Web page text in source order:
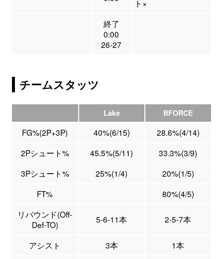
ト×
終了
0:00
26-27
チームスタッツ
Lake BFORCE
FG%(2P+3P) 40%(6/15)
28.6%(4/14)
2Pシュート%
45.5%(5/11)
33.3%(3/9)
3Pシュート%
25%(1/4)
20%(1/5)
FT%
80%(4/5)
リバウンド(Off-
Def-TO)
5-6-11本 2-5-7本
アシスト 3本
1本